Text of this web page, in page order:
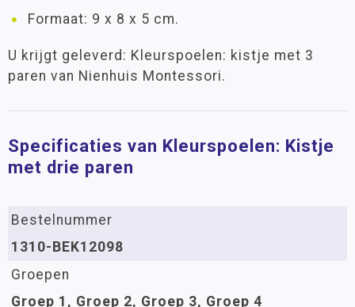
Formaat: 9 x 8 x 5 cm.
U krijgt geleverd: Kleurspoelen: kistje met 3
paren van Nienhuis Montessori.
Specificaties van Kleurspoelen: Kistje
met drie paren
Bestelnummer
1310-BEK12098
Groepen
Groep 1, Groep 2, Groep 3, Groep 4